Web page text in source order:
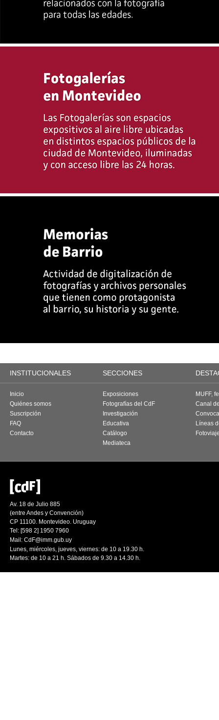
INSTITUCIONALES SECCIONES
Inicio
Quiénes somos
Suscripción
FAQ
Contacto
Exposiciones
Fotografías del CdF
Investigación
Educativa
Catálogo
Mediateca
MUFF,
Canal
Líneas
Av. 18 de Julio 885
(entre Andes y Convención)
CP 11100. Montevideo. Uruguay
Tel: [598 2] 1950 7960
Mail: CdF@imm.gub.uy
Lunes, miércoles, jueves, viernes: de 10 a 19.30 h.
Martes: de 10 a 21 h. Sábados de 9.30 a 14.30 h.